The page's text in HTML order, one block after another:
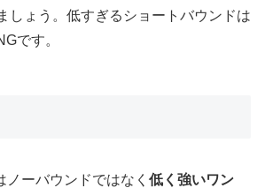
しょう。低すぎるショートバウンドは
です。
ノーバウンドではなく低く強いワン